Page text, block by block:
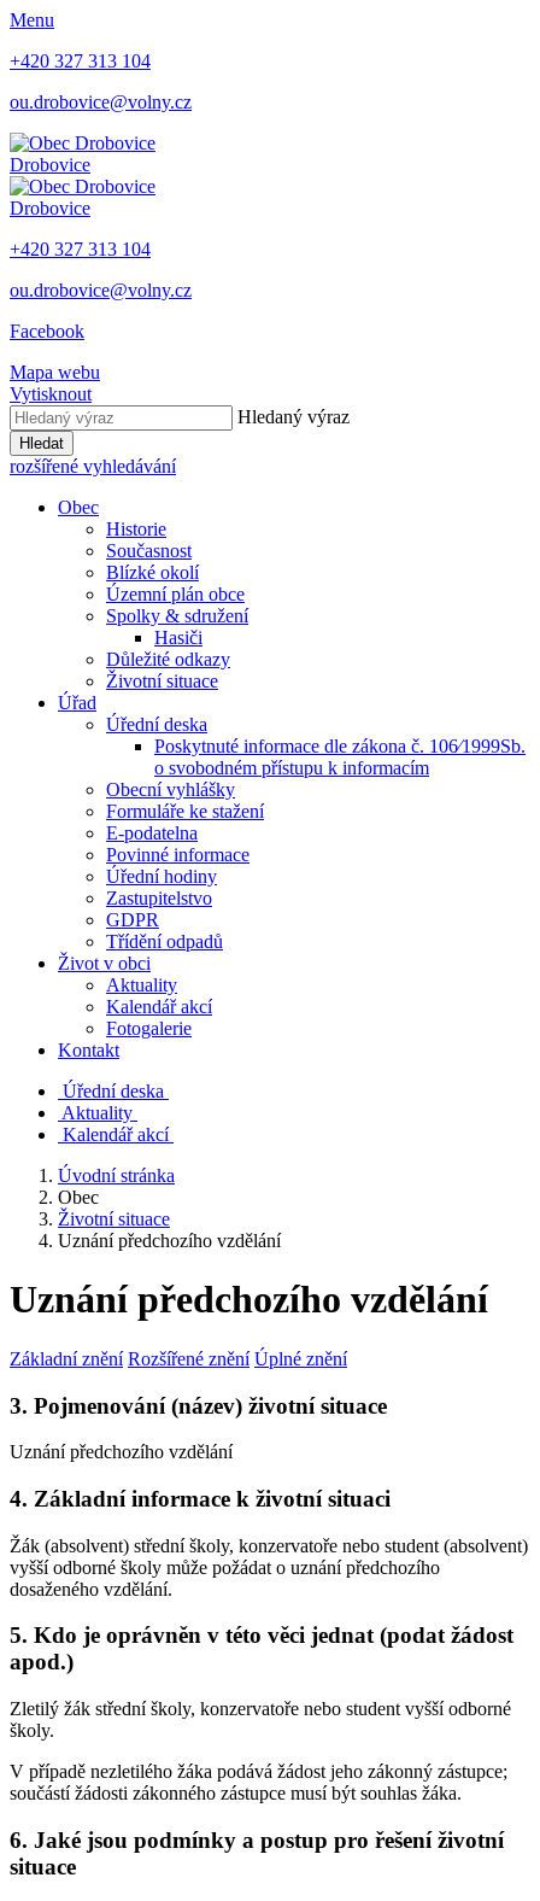
Menu
+420 327 313 104
ou.drobovice@volny.cz
Drobovice
Drobovice
+420 327 313 104
ou.drobovice@volny.cz
Facebook
Mapa webu
Vytisknout
Hledaný výraz
Hledat
rozšířené vyhledávání
Obec
Historie
Současnost
Blízké okolí
Územní plán obce
Spolky & sdružení
Hasiči
Důležité odkazy
Životní situace
Úřad
Úřední deska
Poskytnuté informace dle zákona č. 106⁄1999Sb.
o svobodném přístupu k informacím
Obecní vyhlášky
Formuláře ke stažení
E-podatelna
Povinné informace
Úřední hodiny
Zastupitelstvo
GDPR
Třídění odpadů
Život v obci
Aktuality
Kalendář akcí
Fotogalerie
Kontakt
Úřední deska
Aktuality
Kalendář akcí
Úvodní stránka
Obec
Životní situace
Uznání předchozího vzdělání
Uznání předchozího vzdělání
Základní znění Rozšířené znění Úplné znění
3. Pojmenování (název) životní situace
Uznání předchozího vzdělání
4. Základní informace k životní situaci
Žák (absolvent) střední školy, konzervatoře nebo student (absolvent)
vyšší odborné školy může požádat o uznání předchozího
dosaženého vzdělání.
5. Kdo je oprávněn v této věci jednat (podat žádost
apod.)
Zletilý žák střední školy, konzervatoře nebo student vyšší odborné
školy.
V případě nezletilého žáka podává žádost jeho zákonný zástupce;
součástí žádosti zákonného zástupce musí být souhlas žáka.
6. Jaké jsou podmínky a postup pro řešení životní
situace